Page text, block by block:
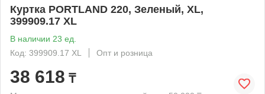
Куртка PORTLAND 220, Зеленый, XL,
399909.17 XL
В наличии 23 ед.
Код: 399909.17 XL
Опт и розница
38 618 ₸